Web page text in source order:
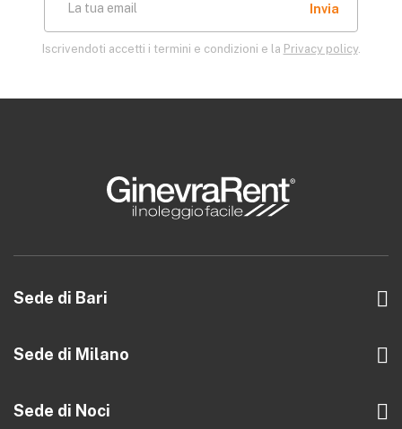
La tua email
Iscrivendoti accetti i termini e condizioni e la Privacy policy.
Sede di Bari
70126 Bari
Sede di Milano
20126 Milano
Sede di Noci